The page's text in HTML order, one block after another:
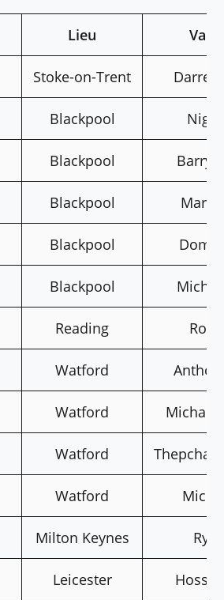
Lieu
Stoke-on-Trent
Blackpool
Blackpool Barry
Blackpool
Blackpool
Blackpool
Reading
Watford
Watford Michael
Watford
Watford
Milton Keynes
Leicester